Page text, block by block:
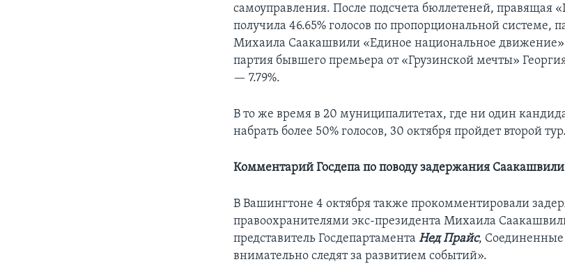
самоуправления. После подсчета бюллетеней, правящая
получила 46.65% голосов по пропорциональной системе,
Михаила Саакашвили «Единое национальное
партия бывшего премьера от «Грузинской мечты»
— 7.79%.
В то же время в 20 муниципалитетах, где ни один
набрать более 50% голосов, 30 октября пройдет второй тур.
Комментарий Госдепа по поводу задержания Саакашвили
В Вашингтоне 4 октября также прокомментировали
правоохранителями экс-президента Михаила
представитель ГосдепартаментаНед Прайс,
внимательно следят за развитием событий».